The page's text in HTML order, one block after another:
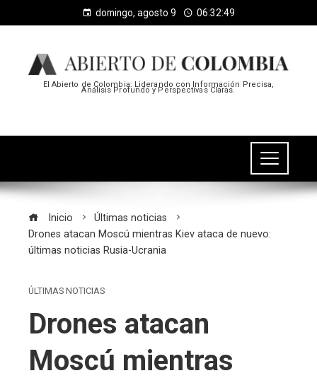
domingo, agosto 9 06:32:49
El Abierto de Colombia: Liderando con Información Precisa,
Análisis Profundo y Perspectivas Claras.
Inicio
Últimas noticias
Drones atacan Moscú mientras Kiev ataca de nuevo:
últimas noticias Rusia-Ucrania
ÚLTIMAS NOTICIAS
Drones atacan
Moscú mientras